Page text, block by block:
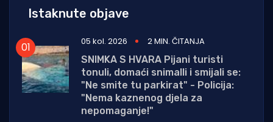
Istaknute objave
05 kol. 2026
2 MIN. ČITANJA
SNIMKA S HVARA Pijani turisti
tonuli, domaći snimalli i smijali se:
"Ne smite tu parkirat" - Policija:
"Nema kaznenog djela za
nepomaganje!"